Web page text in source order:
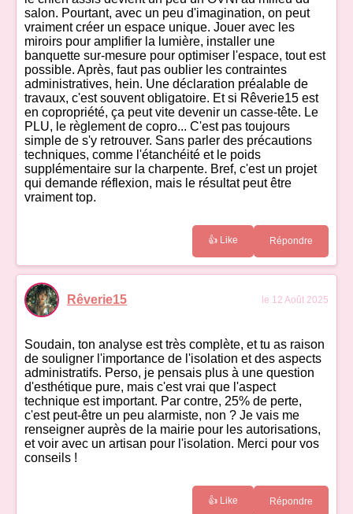
salon. Pourtant, avec un peu d'imagination, on peut
vraiment créer un espace unique. Jouer avec les
miroirs pour amplifier la lumière, installer une
banquette sur-mesure pour optimiser l'espace, tout est
possible. Après, faut pas oublier les contraintes
administratives, hein. Une déclaration préalable de
travaux, c'est souvent obligatoire. Et si Rêverie15 est
en copropriété, ça peut vite devenir un casse-tête. Le
PLU, le règlement de copro... C'est pas toujours
simple de s'y retrouver. Sans parler des précautions
techniques, comme l'étanchéité et le poids
supplémentaire sur la charpente. Bref, c'est un projet
qui demande réflexion, mais le résultat peut être
vraiment top.
👍 Like Répondre
Rêverie15 le 12 Août 2025
Soudain, ton analyse est très complète, et tu as raison
de souligner l'importance de l'isolation et des aspects
administratifs. Perso, je pensais plus à une question
d'esthétique pure, mais c'est vrai que l'aspect
technique est important. Par contre, 25% de perte,
c'est peut-être un peu alarmiste, non ? Je vais me
renseigner auprès de la mairie pour les autorisations,
et voir avec un artisan pour l'isolation. Merci pour vos
conseils !
👍 Like Répondre